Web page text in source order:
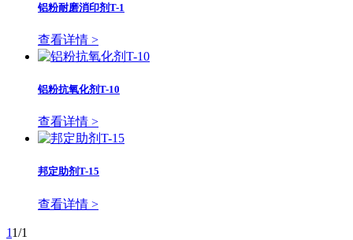
铝粉耐磨消印剂T-1
查看详情 >
铝粉抗氧化剂T-10
查看详情 >
邦定助剂T-15
查看详情 >
11/1